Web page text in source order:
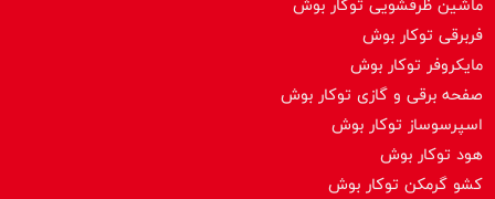
فربرقی توکار بوش
مایکروفر توکار بوش
صفحه برقی و گازی توکار بوش
اسپرسوساز توكار بوش
هود توکار بوش
کشو گرمکن توکار بوش